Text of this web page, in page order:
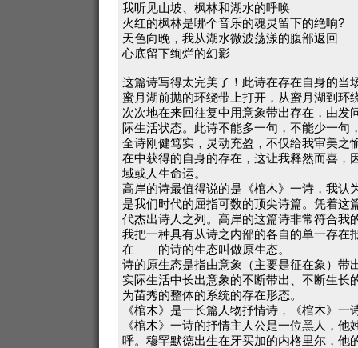
我听见山坡、枫林和湖水的呼唤
火红的枫林是哪个音乐的魂灵留下的绝响?
天色向晚，我从湖水微波荡漾的腹部返回
心底留下绚烂的幻影
这篇诗写得太完美了！此诗在存在自身的当
蜜月湖前抛的环绕带上打开，从蜜月湖到环
次次地在来回往复中用意象带出存在，由发
际生活状态。此诗不能多一句，不能少一句
全诗刚健笃实，灵动充盈，不仅给我审美之
在中获得的自身的存在，这让我释然而喜，
域或人生命运。
高岸的诗最值得说的是《棺木》一诗，我认
是我们时代的屈指可数的顶尖诗篇。凭着这
代杰出诗人之列。高岸的这篇诗非常符合我
我把一种具有从诗之内部的各自的单一存在
在——的诗的生态叫做原生态。
诗的原生态是指由意象（主要是征在象）带
实际生活中长出意象的不断带出、不断生长
为苗秀的整体的系统的存在形态。
《棺木》是一长篇人物抒情诗，《棺木》一
《棺木》一诗的抒情主人公是一位黑人，他
呼。穆罕默德出生在牙买加的内格里尔，他